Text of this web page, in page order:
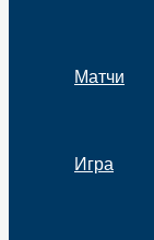
Матчи
Игра